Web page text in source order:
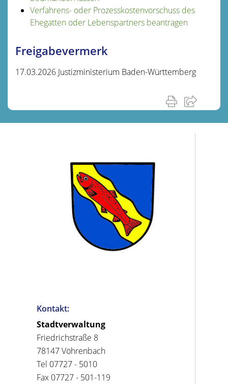
Verfahrens- oder Prozesskostenvorschuss des
Ehegatten oder Lebenspartners beantragen
Freigabevermerk
17.03.2026 Justizministerium Baden-Württemberg
Kontakt:
Stadtverwaltung
Friedrichstraße 8
78147 Vöhrenbach
Tel 07727 - 5010
Fax 07727 - 501-119